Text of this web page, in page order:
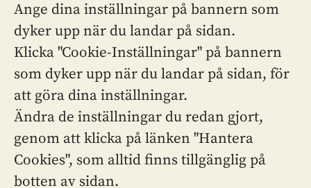
Ange dina inställningar på bannern som
dyker upp när du landar på sidan.
Klicka "Cookie-Inställningar" på bannern
som dyker upp när du landar på sidan, för
att göra dina inställningar.
Ändra de inställningar du redan gjort,
genom att klicka på länken "Hantera
Cookies", som alltid finns tillgänglig på
botten av sidan.